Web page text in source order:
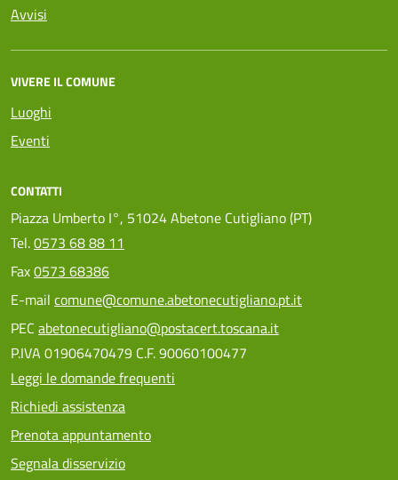
Avvisi
VIVERE IL COMUNE
Luoghi
Eventi
CONTATTI
Piazza Umberto I°, 51024 Abetone Cutigliano (PT)
Tel.0573 68 88 11
Fax0573 68386
E-mail comune@comune.abetonecutigliano.pt.it
PEC abetonecutigliano@postacert.toscana.it
P.IVA 01906470479 C.F. 90060100477
Leggi le domande frequenti
Richiedi assistenza
Prenota appuntamento
Segnala disservizio